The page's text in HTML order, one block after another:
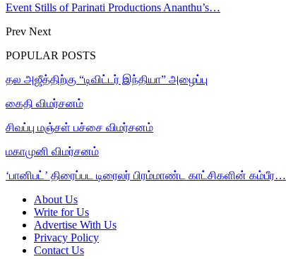
Event Stills of Parinati Productions Ananthu’s…
Prev Next
POPULAR POSTS
தல அஜீத்திற்கு “டிவிட்டர் இந்தியா” அழைப்பு
கைதி விமர்சனம்
சிவப்பு மஞ்சள் பச்சை விமர்சனம்
மகாமுனி விமர்சனம்
‘பானிபட்’ திரைப்பட டிரைலர் பிரம்மாண்ட காட்சிகளின் கம்பீர…
About Us
Write for Us
Advertise With Us
Privacy Policy
Contact Us